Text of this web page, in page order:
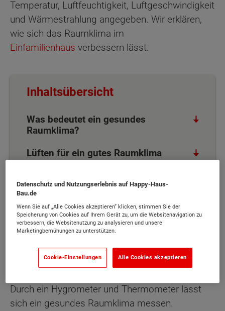
Temperatur, Luftfeuchtigkeit, Luftgeschwindigkeit
und Wärmestrahlung angegeben. Wir erklären,
wie sich das Raumklima im
Einfamilienhaus verbessern lässt.
Inhaltsübersicht
Was bedeutet ein gesundes
Raumklima?
Lüften für ein gutes Raumklima
Die richtigen Baustoffe für ein
gesundes Wohnklima
Was bedeutet ein gesundes
Raumklima?
Durch ein Hygrometer und Thermometer lässt
sich ein gesundes Raumklima messen.
Datenschutz und Nutzungserlebnis auf Happy-Haus-
Bau.de
Wenn Sie auf „Alle Cookies akzeptieren“ klicken, stimmen Sie der
Speicherung von Cookies auf Ihrem Gerät zu, um die Websitenavigation zu
verbessern, die Websitenutzung zu analysieren und unsere
Marketingbemühungen zu unterstützen.
Cookie-Einstellungen Alle Cookies akzeptieren